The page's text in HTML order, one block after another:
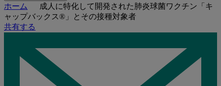
ホーム
成人に特化して開発された肺炎球菌ワクチン「キ
ャップバックス®」とその接種対象者
共有する